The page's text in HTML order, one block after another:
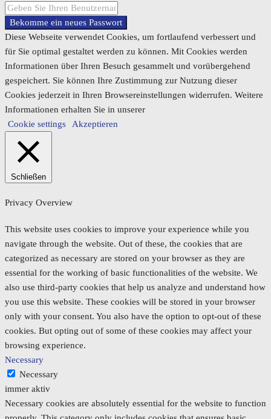
Bekomme ein neues Passwort
Diese Webseite verwendet Cookies, um fortlaufend verbessert und
für Sie optimal gestaltet werden zu können. Mit Cookies werden
Informationen über Ihren Besuch gesammelt und vorübergehend
gespeichert. Sie können Ihre Zustimmung zur Nutzung dieser
Cookies jederzeit in Ihren Browsereinstellungen widerrufen. Weitere
Informationen erhalten Sie in unserer
Cookie settings
Akzeptieren
Schließen
Privacy Overview
This website uses cookies to improve your experience while you
navigate through the website. Out of these, the cookies that are
categorized as necessary are stored on your browser as they are
essential for the working of basic functionalities of the website. We
also use third-party cookies that help us analyze and understand how
you use this website. These cookies will be stored in your browser
only with your consent. You also have the option to opt-out of these
cookies. But opting out of some of these cookies may affect your
browsing experience.
Necessary
Necessary
immer aktiv
Necessary cookies are absolutely essential for the website to function